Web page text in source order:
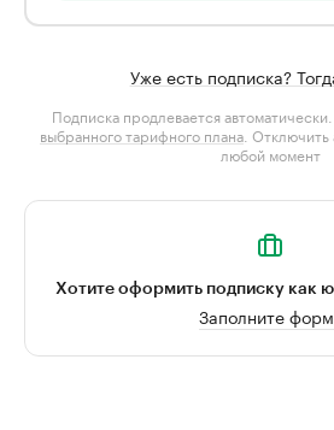
Уже есть подписка?
Подписка продлевается
выбранного тарифного плана .
любой момент
Хотите оформить подписку как
Заполните